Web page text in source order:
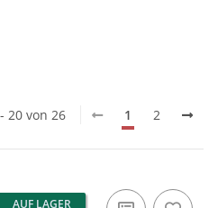
20 von 26 1 2
AUF LAGER